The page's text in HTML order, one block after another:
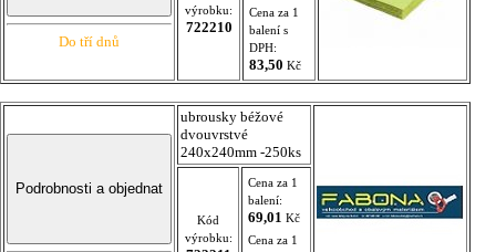
Do tří dnů
výrobku:
722210
Cena za 1
balení s
DPH:
83,50 Kč
ubrousky béžové
dvouvrstvé
240x240mm -250ks
Kód
výrobku:
Cena za 1
balení:
69,01 Kč
Cena za 1